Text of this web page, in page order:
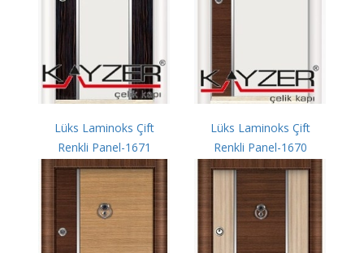
Lüks Laminoks Çift
Renkli Panel-1671
Lüks Laminoks Çift
Renkli Panel-1670